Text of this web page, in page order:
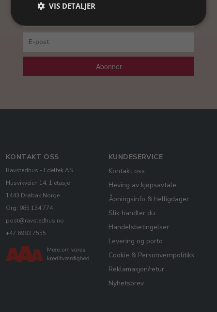
Abonner
KONTAKT OSS
Ravstedhus - Edeltek AS
Husvikveien 14, 1 etasje
1443 Drøbak Norge
Org: 985 134 774
post@ravstedhus.no
+47 6983 7555
KUNDESERVICE
Kontakt oss
Heving av kjøpsavtale
Åpningsinfo & helligdager
Slik handler du
Handelsbetingelser
Levering og porto
Cookie & Personvernpolitikk
Reklamasjon/retur
Nyhetsbrev
VIS DETALJER